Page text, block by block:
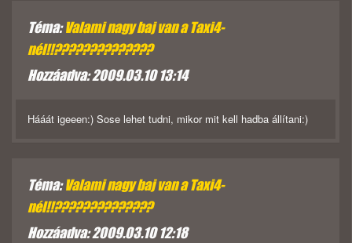
Téma:Valami nagy baj van a Taxi4-
nél!!??????????????
Hozzáadva: 2009.03.10 13:14
Hááát igeeen:) Sose lehet tudni, mikor mit kell hadba állítani:)
Téma:Valami nagy baj van a Taxi4-
nél!!??????????????
Hozzáadva: 2009.03.10 12:18